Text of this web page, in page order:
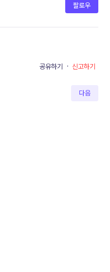
팔로우
공유하기 · 신고하기
다음